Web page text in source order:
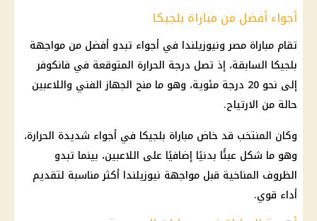
أجواء أفضل من مباراة بلجيكا
تقام مباراة مصر ونيوزيلندا في أجواء تبدو أفضل من مواجهة
بلجيكا السابقة، إذ تصل درجة الحرارة المتوقعة في فانكوفر
إلى نحو 20 درجة مئوية، وهو ما منح الجهاز الفني واللاعبين
حالة من الارتياح.
وكان المنتخب قد خاض مباراة بلجيكا في أجواء شديدة الحرارة،
وهو ما شكل عبئًا بدنيًا إضافيًا على اللاعبين، بينما تبدو
الظروف المناخية قبل مواجهة نيوزيلندا أكثر مناسبة لتقديم
أداء قوي.